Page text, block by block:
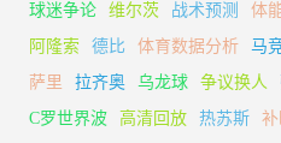
球迷争论
维尔茨 战术预测 体
阿隆索
德比 体育数据分析 马
萨里
拉齐奥 乌龙球 争议换人
C罗世界波
高清回放 热苏斯